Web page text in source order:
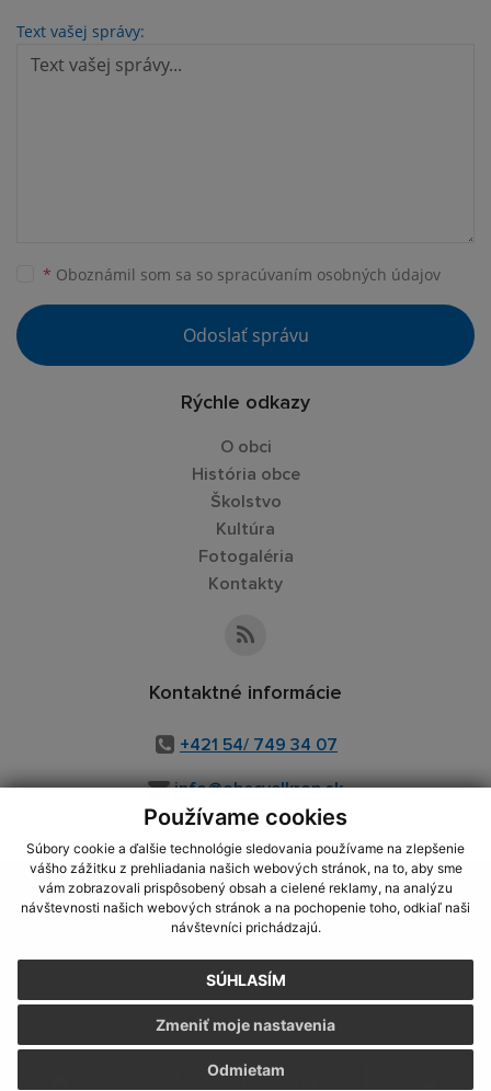
Používame cookies
Súbory cookie a ďalšie technológie sledovania používame na zlepšenie
vášho zážitku z prehliadania našich webových stránok, na to, aby sme
vám zobrazovali prispôsobený obsah a cielené reklamy, na analýzu
návštevnosti našich webových stránok a na pochopenie toho, odkiaľ naši
návštevníci prichádzajú.
SÚHLASÍM
Odmietam
Zmeniť moje nastavenia
Text vašej správy:
* Oboznámil som sa so spracúvaním osobných údajov
Odoslať správu
Rýchle odkazy
O obci
História obce
Školstvo
Kultúra
Fotogaléria
Kontakty
Kontaktné informácie
+421 54/ 749 34 07
info@obecvelkrop.sk
využite možnosť získavania aktuálnych informácií s využitím RSS
CMS systém (redakčný) systém ECHELON 2,Mapa stránok,web portál
webex.digital, s.r.o.,domény,registrácia domény
Posledná aktualizácia:06.07.2026
Vytlačiť stránku|Vyhlásenie o prístupnosti